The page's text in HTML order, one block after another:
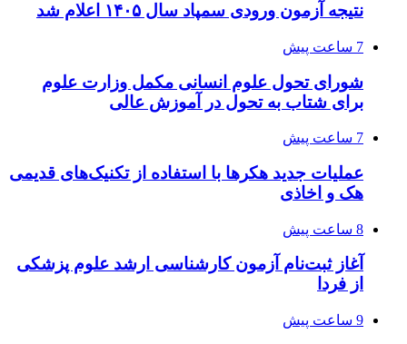
نتیجه آزمون ورودی سمپاد سال ۱۴۰۵ اعلام شد
7 ساعت پیش
شورای تحول علوم انسانی مکمل وزارت علوم
برای شتاب به تحول در آموزش عالی
7 ساعت پیش
عملیات جدید هکرها با استفاده از تکنیک‌های قدیمی
هک و اخاذی
8 ساعت پیش
آغاز ثبت‌نام‌ آزمون کارشناسی ارشد علوم پزشکی
از فردا
9 ساعت پیش